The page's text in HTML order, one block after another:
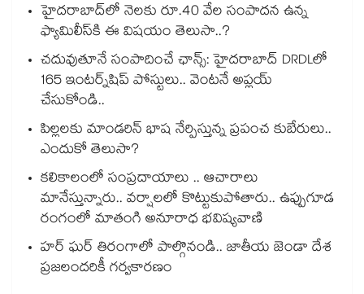
హైదరాబాద్⁪లో నెలకు రూ.40 వేల సంపాదన ఉన్న
ఫ్యామిలీస్⁪కి ఈ విషయం తెలుసా..?
చదువుతూనే సంపాదించే ఛాన్స్: హైదరాబాద్ DRDLలో
165 ఇంటర్న్‌షిప్ పోస్టులు.. వెంటనే అప్లయ్
చేసుకోండి..
పిల్లలకు మాండరిన్ భాష నేర్పిస్తున్న ప్రపంచ కుబేరులు..
ఎందుకో తెలుసా?
కలికాలంలో సంప్రదాయాలు .. ఆచారాలు
మానేస్తున్నారు.. వర్షాలలో కొట్టుకుపోతారు.. ఉప్పుగూడ
రంగంలో మాతంగి అనూరాధ భవిష్యవాణి
హర్ ఘర్ తిరంగాలో పాల్గొనండి.. జాతీయ జెండా దేశ
ప్రజలందరికీ గర్వకారణం